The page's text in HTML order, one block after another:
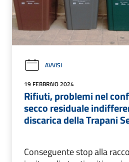
AVVISI
19 FEBBRAIO 2024
Rifiuti, problemi nel
secco residuale
discarica della Trapani
Conseguente stop alla